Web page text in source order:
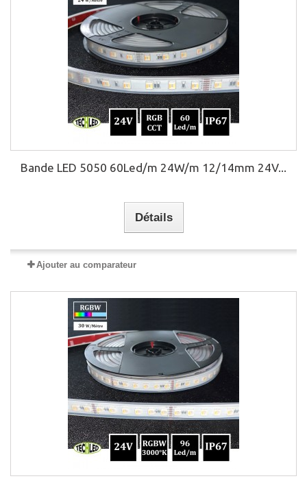
Bande LED 5050 60Led/m 24W/m 12/14mm 24V...
Détails
Ajouter au comparateur